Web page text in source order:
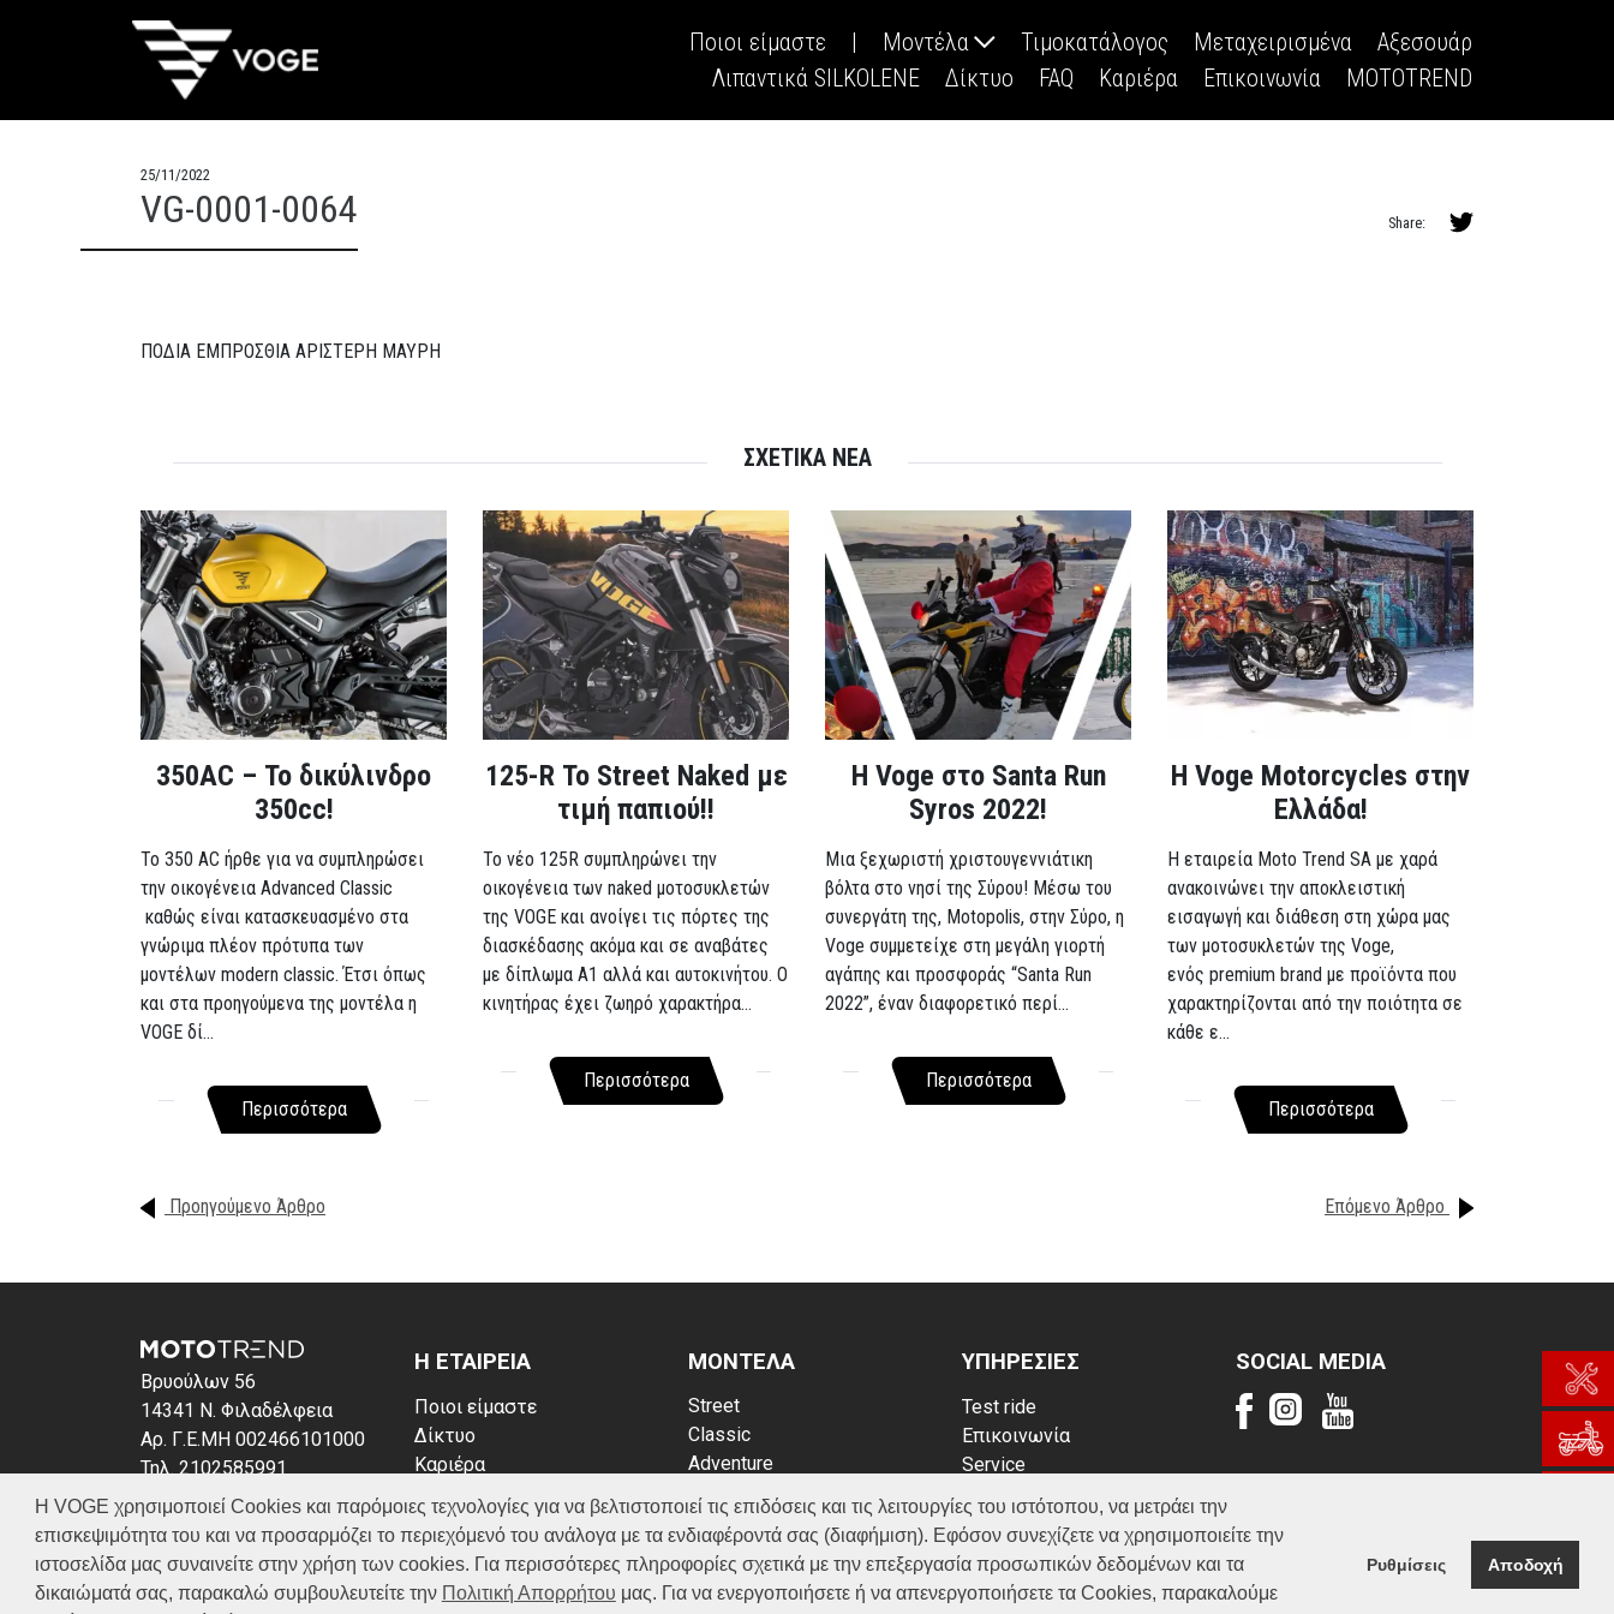
Η VOGE χρησιμοποιεί Cookies και παρόμοιες τεχνολογίες για να βελτιστοποιεί τις επιδόσεις και τις λειτουργίες του ιστότοπου, να μετράει την
επισκεψιμότητα του και να προσαρμόζει το περιεχόμενό του ανάλογα με τα ενδιαφέροντά σας (διαφήμιση). Εφόσον συνεχίζετε να χρησιμοποιείτε την
ιστοσελίδα μας συναινείτε στην χρήση των cookies. Για περισσότερες πληροφορίες σχετικά με την επεξεργασία προσωπικών δεδομένων και τα
δικαιώματά σας, παρακαλώ συμβουλευτείτε την Πολιτική Απορρήτου μας. Για να ενεργοποιήσετε ή να απενεργοποιήσετε τα Cookies, παρακαλούμε
Ρυθμίσεις Αποδοχή
Ποιοι είμαστε | Μοντέλα Τιμοκατάλογος Μεταχειρισμένα
Αξεσουάρ
Λιπαντικά SILKOLENE
Δίκτυο FAQ Καριέρα Επικοινωνία MOTOTREND
25/11/2022
VG-0001-0064 Share:
ΠΟΔΙΑ ΕΜΠΡΟΣΘΙΑ ΑΡΙΣΤΕΡΗ ΜΑΥΡΗ
ΣΧΕΤΙΚΑ ΝΕΑ
350AC – Το δικύλινδρο
350cc!
To 350 AC ήρθε για να συμπληρώσει
την οικογένεια Advanced Classic
καθώς είναι κατασκευασμένο στα
γνώριμα πλέον πρότυπα των
μοντέλων modern classic. Έτσι όπως
και στα προηγούμενα της μοντέλα η
VOGE δί...
Περισσότερα
125-R Το Street Naked με
τιμή παπιού!!
Το νέο 125R συμπληρώνει την
οικογένεια των naked μοτοσυκλετών
της VOGE και ανοίγει τις πόρτες της
διασκέδασης ακόμα και σε αναβάτες
με δίπλωμα A1 αλλά και αυτοκινήτου. Ο
κινητήρας έχει ζωηρό χαρακτήρα...
Περισσότερα
Η Voge στο Santa Run
Syros 2022!
Μια ξεχωριστή χριστουγεννιάτικη
βόλτα στο νησί της Σύρου! Μέσω του
συνεργάτη της, Motopolis, στην Σύρο, η
Voge συμμετείχε στη μεγάλη γιορτή
αγάπης και προσφοράς “Santa Run
2022”, έναν διαφορετικό περί...
Περισσότερα
H Voge Motorcycles στην
Ελλάδα!
Η εταιρεία Moto Trend SA με χαρά
ανακοινώνει την αποκλειστική
εισαγωγή και διάθεση στη χώρα μας
των μοτοσυκλετών της Voge,
ενός premium brand με προϊόντα που
χαρακτηρίζονται από την ποιότητα σε
κάθε ε...
Περισσότερα
Προηγούμενο Άρθρο Επόμενο Άρθρο
Βρυούλων 56
14341 Ν. Φιλαδέλφεια
Αρ. Γ.Ε.ΜΗ 002466101000
Τηλ. 2102585991
E-mail: info@voge.gr
Η ΕΤΑΙΡΕΙΑ
Ποιοι είμαστε
Δίκτυο
Καριέρα
Πολιτική απορρήτου
Πολιτική Cookies
ΜΟΝΤΕΛΑ
Street
Classic
Adventure
ATV (Loncin)
ΥΠΗΡΕΣΙΕΣ
Test ride
Επικοινωνία
Service
Κατάλογος
FAQ
SOCIAL MEDIA